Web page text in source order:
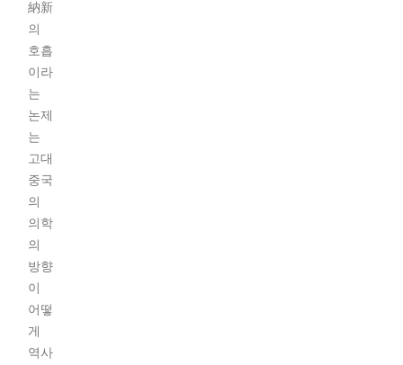
納新
의
호흡
이라
는
논제
는
고대
중국
의
의학
의
방향
이
어떻
게
역사